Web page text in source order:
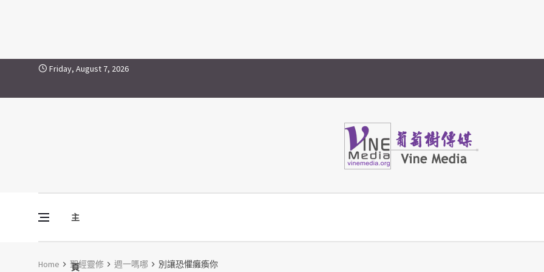
Skip to contentFriday, August 7, 2026
主
頁
Vine Media
葡萄樹傳媒
Home 聖經靈修 週一嗎哪 別讓恐懼癱瘓你